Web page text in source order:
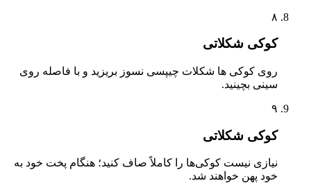
کوکی شکلاتی
روی کوکی ها شکلات چیپسی نسوز بریزید و با فاصله روی
سینی بچینید.
کوکی شکلاتی
نیازی نیست کوکی‌ها را کاملاً صاف کنید؛ هنگام پخت خود به
خود پهن خواهند شد.